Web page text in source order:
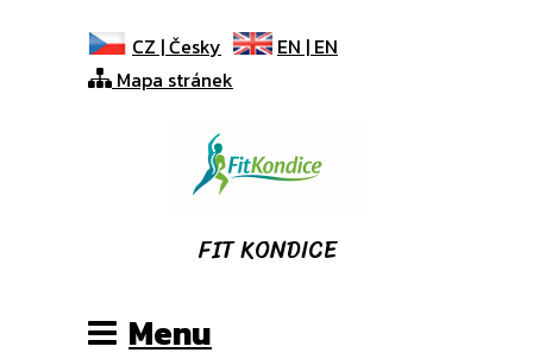
CZ |Česky EN | EN
Mapa stránek
FIT KONDICE
Menu